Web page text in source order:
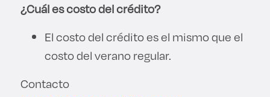
¿Cuál es costo del crédito?
El costo del crédito es el mismo que el
costo del verano regular.
Contacto